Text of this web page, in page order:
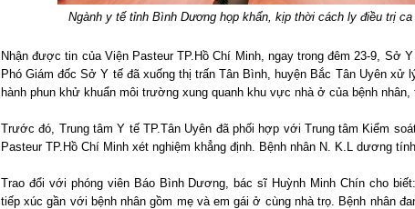
Ngành y tế tỉnh Bình Dương họp khẩn, kịp thời cách ly điều trị
Nhận được tin của Viện Pasteur TP.Hồ Chí Minh, ngay trong đêm 23-9, Sở
Phó Giám đốc Sở Y tế đã xuống thị trấn Tân Bình, huyện Bắc Tân Uyên xử
hành phun khử khuẩn môi trường xung quanh khu vực nhà ở của bệnh nhân,
Trước đó, Trung tâm Y tế TP.Tân Uyên đã phối hợp với Trung tâm Kiểm
Pasteur TP.Hồ Chí Minh xét nghiệm khẳng định. Bệnh nhân N. K.L dương
Trao đổi với phóng viên Báo Bình Dương, bác sĩ Huỳnh Minh Chín cho
tiếp xúc gần với bệnh nhân gồm mẹ và em gái ở cùng nhà trọ. Bệnh nhân